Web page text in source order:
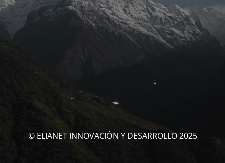
© ELIANET INNOVACIÓN Y DESARROLLO 2025